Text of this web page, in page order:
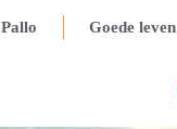
Pallo Goede leven